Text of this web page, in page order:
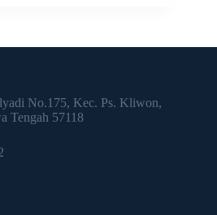
No.175, Kec. Ps. Kliwon,
Tengah 57118